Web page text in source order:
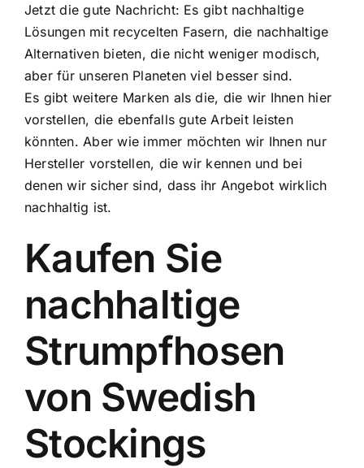
Jetzt die gute Nachricht: Es gibt nachhaltige
Lösungen mit recycelten Fasern, die nachhaltige
Alternativen bieten, die nicht weniger modisch,
aber für unseren Planeten viel besser sind.
Es gibt weitere Marken als die, die wir Ihnen hier
vorstellen, die ebenfalls gute Arbeit leisten
könnten. Aber wie immer möchten wir Ihnen nur
Hersteller vorstellen, die wir kennen und bei
denen wir sicher sind, dass ihr Angebot wirklich
nachhaltig ist.
Kaufen Sie
nachhaltige
Strumpfhosen
von Swedish
Stockings